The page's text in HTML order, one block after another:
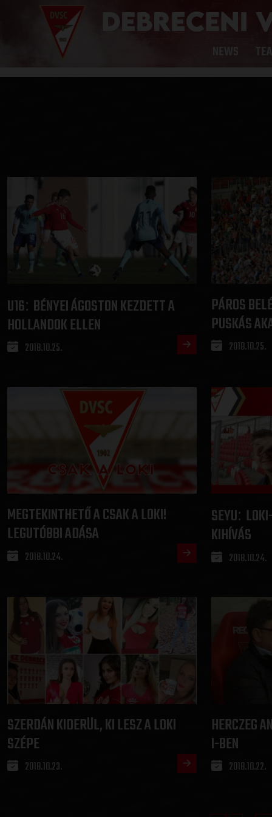
NEWS
U16: BÉNYEI ÁGOSTON KEZDETT A
HOLLANDOK ELLEN
2018.10.25.
PÁROS
PUSKÁS
2018.10.25.
MEGTEKINTHETŐ A CSAK A LOKI!
LEGUTÓBBI ADÁSA
2018.10.24.
SEYU:
KIHÍVÁS
2018.10.24.
SZERDÁN KIDERÜL, KI LESZ A LOKI
SZÉPE
2018.10.23.
HERCZEG
I-BEN
2018.10.22.